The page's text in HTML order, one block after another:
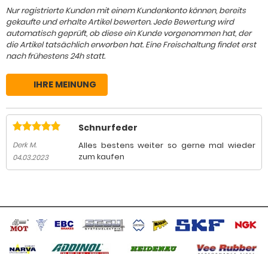
Nur registrierte Kunden mit einem Kundenkonto können, bereits
gekaufte und erhalte Artikel bewerten. Jede Bewertung wird
automatisch geprüft, ob diese ein Kunde vorgenommen hat, der
die Artikel tatsächlich erworben hat. Eine Freischaltung findet erst
nach frühestens 24h statt.
IHRE MEINUNG
Derk M.
04.03.2023
Schnurfeder
Alles bestens weiter so gerne mal wieder
zum kaufen